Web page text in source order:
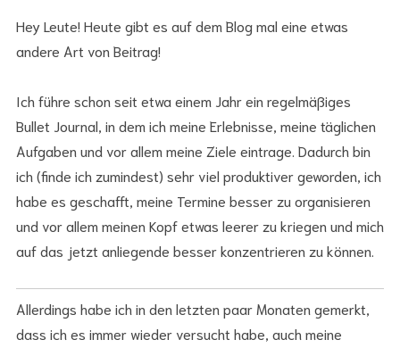
Hey Leute! Heute gibt es auf dem Blog mal eine etwas
andere Art von Beitrag!
Ich führe schon seit etwa einem Jahr ein regelmäßiges
Bullet Journal, in dem ich meine Erlebnisse, meine täglichen
Aufgaben und vor allem meine Ziele eintrage. Dadurch bin
ich (finde ich zumindest) sehr viel produktiver geworden, ich
habe es geschafft, meine Termine besser zu organisieren
und vor allem meinen Kopf etwas leerer zu kriegen und mich
auf das jetzt anliegende besser konzentrieren zu können.
Allerdings habe ich in den letzten paar Monaten gemerkt,
dass ich es immer wieder versucht habe, auch meine